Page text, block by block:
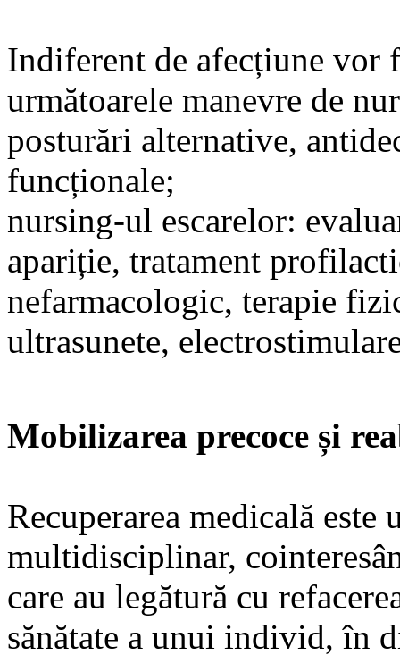
Indiferent de afecțiune
următoarele manevre de
posturări alternative,
funcționale;
nursing-ul escarelor:
apariție, tratament
nefarmacologic, terapie
ultrasunete,
Mobilizarea precoce și
Recuperarea medicală
multidisciplinar,
care au legătură cu
sănătate a unui individ, în